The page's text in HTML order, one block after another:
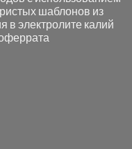
шаблонов из
в электролите калий